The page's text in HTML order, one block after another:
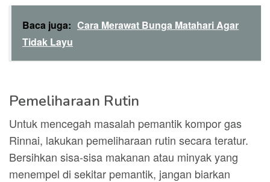
Baca juga: Cara Merawat Bunga Matahari Agar
Tidak Layu
Pemeliharaan Rutin
Untuk mencegah masalah pemantik kompor gas
Rinnai, lakukan pemeliharaan rutin secara teratur.
Bersihkan sisa-sisa makanan atau minyak yang
menempel di sekitar pemantik, jangan biarkan